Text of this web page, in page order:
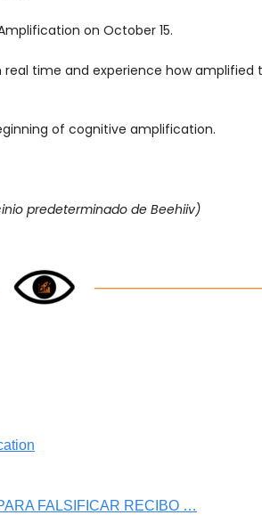
on October 15.
real time and experience how amplified
of cognitive amplification.
predeterminado de Beehiiv)
FALSIFICAR RECIBO …